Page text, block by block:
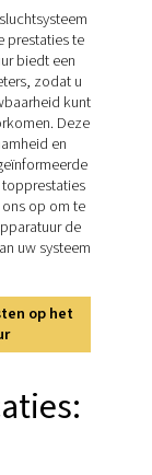
Flow
voor
en
installatie in
realtime
met een